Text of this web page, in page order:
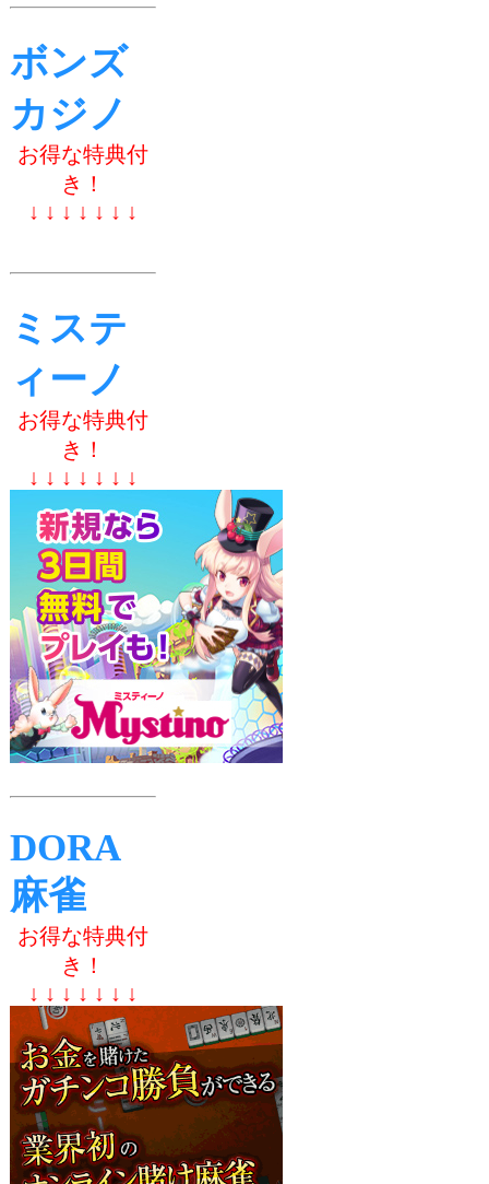
ボンズ
カジノ
お得な特典付
き！
↓ ↓ ↓ ↓ ↓ ↓ ↓
ミステ
ィーノ
お得な特典付
き！
↓ ↓ ↓ ↓ ↓ ↓ ↓
DORA
麻雀
お得な特典付
き！
↓ ↓ ↓ ↓ ↓ ↓ ↓